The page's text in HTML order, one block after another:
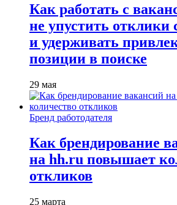
Как работать с
не упустить отклики
и удерживать
позиции в поиске
29 мая
Бренд работодателя
Как брендирование
на hh.ru повышает
откликов
25 марта